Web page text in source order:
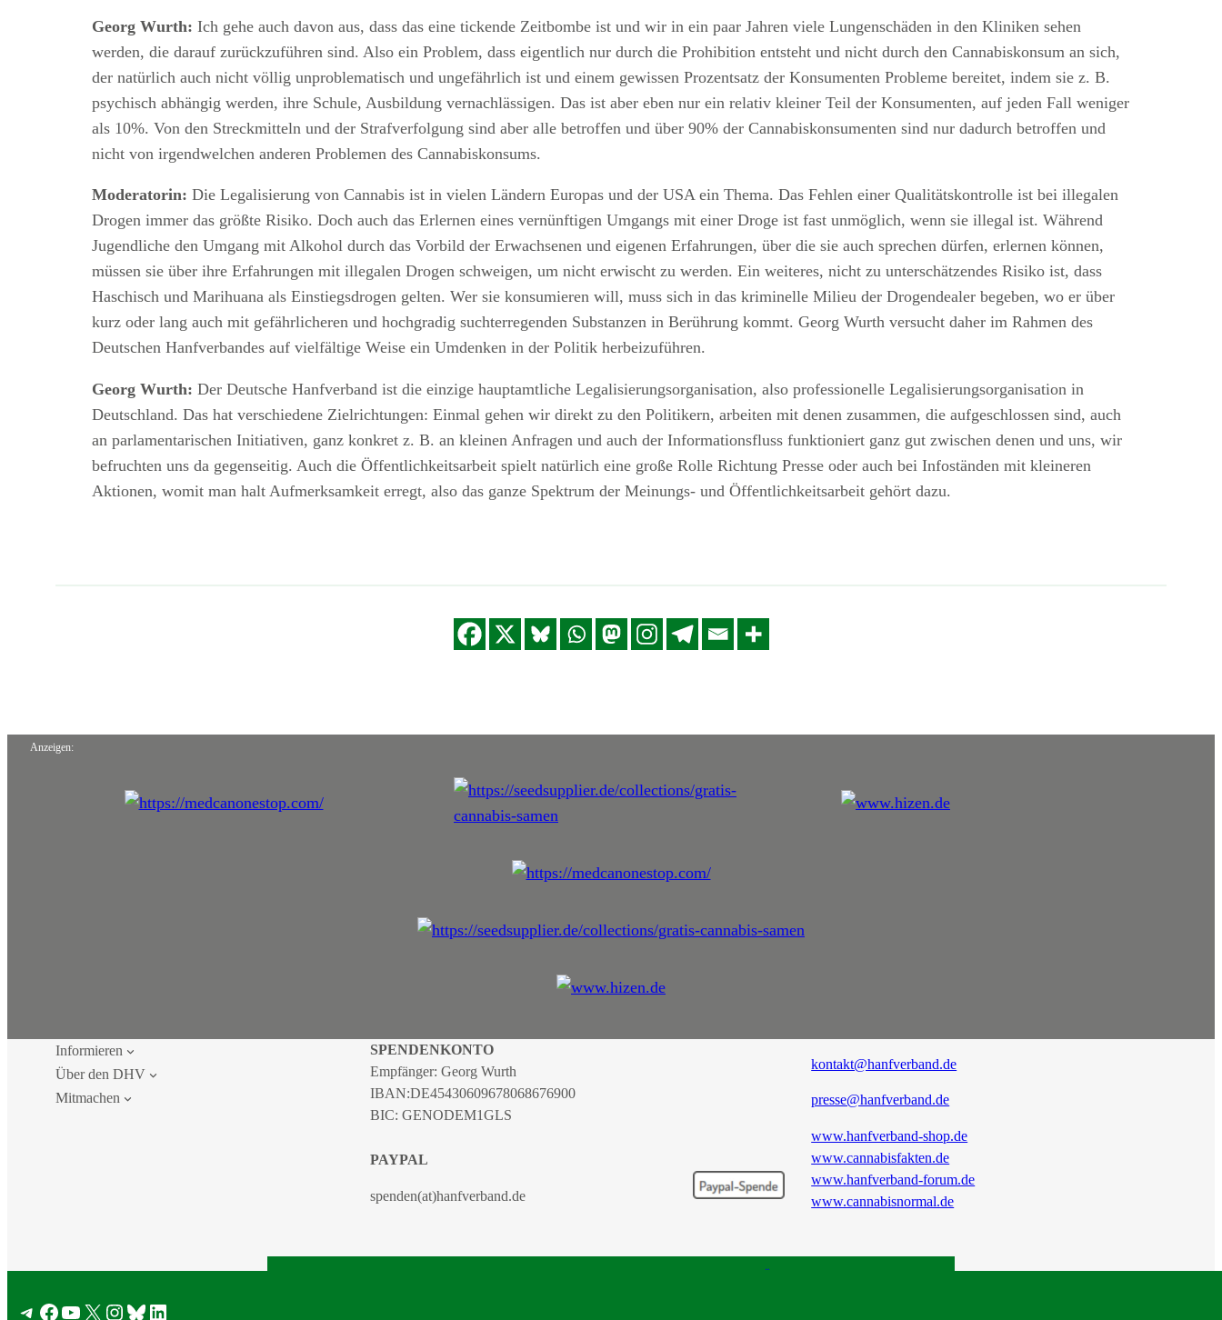
Georg Wurth:Ich gehe auch davon aus, dass das eine tickende Zeitbombe ist und wir in ein paar Jahren viele Lungenschäden in den Kliniken sehen
werden, die darauf zurückzuführen sind. Also ein Problem, dass eigentlich nur durch die Prohibition entsteht und nicht durch den Cannabiskonsum an sich,
der natürlich auch nicht völlig unproblematisch und ungefährlich ist und einem gewissen Prozentsatz der Konsumenten Probleme bereitet, indem sie z. B.
psychisch abhängig werden, ihre Schule, Ausbildung vernachlässigen. Das ist aber eben nur ein relativ kleiner Teil der Konsumenten, auf jeden Fall weniger
als 10%. Von den Streckmitteln und der Strafverfolgung sind aber alle betroffen und über 90% der Cannabiskonsumenten sind nur dadurch betroffen und
nicht von irgendwelchen anderen Problemen des Cannabiskonsums.
Moderatorin: Die Legalisierung von Cannabis ist in vielen Ländern Europas und der USA ein Thema. Das Fehlen einer Qualitätskontrolle ist bei illegalen
Drogen immer das größte Risiko. Doch auch das Erlernen eines vernünftigen Umgangs mit einer Droge ist fast unmöglich, wenn sie illegal ist. Während
Jugendliche den Umgang mit Alkohol durch das Vorbild der Erwachsenen und eigenen Erfahrungen, über die sie auch sprechen dürfen, erlernen können,
müssen sie über ihre Erfahrungen mit illegalen Drogen schweigen, um nicht erwischt zu werden. Ein weiteres, nicht zu unterschätzendes Risiko ist, dass
Haschisch und Marihuana als Einstiegsdrogen gelten. Wer sie konsumieren will, muss sich in das kriminelle Milieu der Drogendealer begeben, wo er über
kurz oder lang auch mit gefährlicheren und hochgradig suchterregenden Substanzen in Berührung kommt. Georg Wurth versucht daher im Rahmen des
Deutschen Hanfverbandes auf vielfältige Weise ein Umdenken in der Politik herbeizuführen.
Georg Wurth: Der Deutsche Hanfverband ist die einzige hauptamtliche Legalisierungsorganisation, also professionelle Legalisierungsorganisation in
Deutschland. Das hat verschiedene Zielrichtungen: Einmal gehen wir direkt zu den Politikern, arbeiten mit denen zusammen, die aufgeschlossen sind, auch
an parlamentarischen Initiativen, ganz konkret z. B. an kleinen Anfragen und auch der Informationsfluss funktioniert ganz gut zwischen denen und uns, wir
befruchten uns da gegenseitig. Auch die Öffentlichkeitsarbeit spielt natürlich eine große Rolle Richtung Presse oder auch bei Infoständen mit kleineren
Aktionen, womit man halt Aufmerksamkeit erregt, also das ganze Spektrum der Meinungs- und Öffentlichkeitsarbeit gehört dazu.
Anzeigen:
Informieren
Über den DHV
Mitmachen
SPENDENKONTO
Empfänger: Georg Wurth
IBAN:DE45430609678068676900
BIC: GENODEM1GLS
PAYPAL
spenden(at)hanfverband.de
kontakt@hanfverband.de
presse@hanfverband.de
www.hanfverband-shop.de
www.cannabisfakten.de
www.hanfverband-forum.de
www.cannabisnormal.de
Telegram
Facebook
YouTube
X Instagram
Bluesky
LinkedIn